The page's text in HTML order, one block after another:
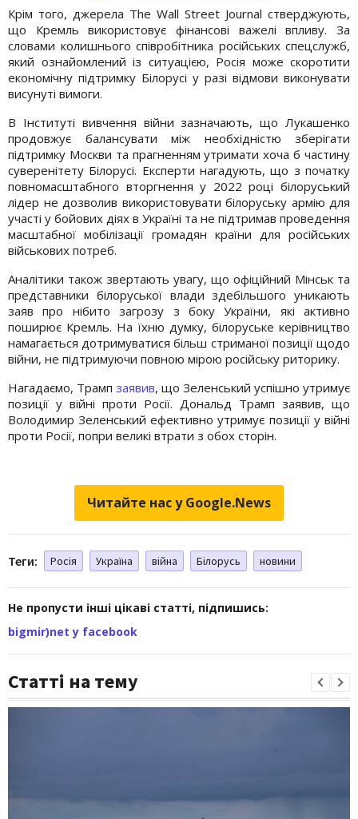
Крім того, джерела The Wall Street Journal стверджують,
що Кремль використовує фінансові важелі впливу. За
словами колишнього співробітника російських спецслужб,
який ознайомлений із ситуацією, Росія може скоротити
економічну підтримку Білорусі у разі відмови виконувати
висунуті вимоги.
В Інституті вивчення війни зазначають, що Лукашенко
продовжує балансувати між необхідністю зберігати
підтримку Москви та прагненням утримати хоча б частину
суверенітету Білорусі. Експерти нагадують, що з початку
повномасштабного вторгнення у 2022 році білоруський
лідер не дозволив використовувати білоруську армію для
участі у бойових діях в Україні та не підтримав проведення
масштабної мобілізації громадян країни для російських
військових потреб.
Аналітики також звертають увагу, що офіційний Мінськ та
представники білоруської влади здебільшого уникають
заяв про нібито загрозу з боку України, які активно
поширює Кремль. На їхню думку, білоруське керівництво
намагається дотримуватися більш стриманої позиції щодо
війни, не підтримуючи повною мірою російську риторику.
Нагадаємо, Трамп заявив, що Зеленський успішно утримує
позиції у війні проти Росії. Дональд Трамп заявив, що
Володимир Зеленський ефективно утримує позиції у війні
проти Росії, попри великі втрати з обох сторін.
Читайте нас у Google.News
Теги: Росія Україна війна Білорусь новини
Не пропусти інші цікаві статті, підпишись:
bigmir)net у facebook
Статті на тему